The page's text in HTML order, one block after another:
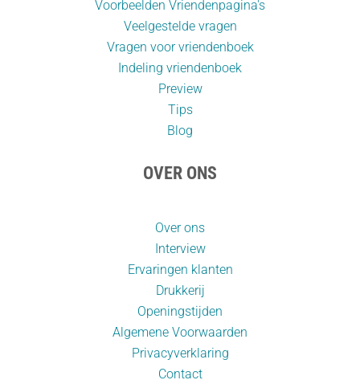
Voorbeelden Vriendenpagina's
Veelgestelde vragen
Vragen voor vriendenboek
Indeling vriendenboek
Preview
Tips
Blog
OVER ONS
Over ons
Interview
Ervaringen klanten
Drukkerij
Openingstijden
Algemene Voorwaarden
Privacyverklaring
Contact